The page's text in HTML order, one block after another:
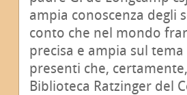
ampia conoscenza
conto che nel mondo
precisa e ampia sul
presenti che,
Biblioteca Ratzinger del